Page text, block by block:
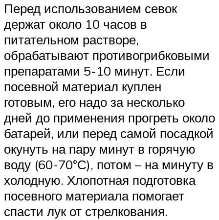
Перед использованием севок
держат около 10 часов в
питательном растворе,
обрабатывают противогрибковыми
препаратами 5-10 минут. Если
посевной материал куплен
готовым, его надо за несколько
дней до применения прогреть около
батарей, или перед самой посадкой
окунуть на пару минут в горячую
воду (60-70°С), потом – на минуту в
холодную. Хлопотная подготовка
посевного материала помогает
спасти лук от стрелкования.